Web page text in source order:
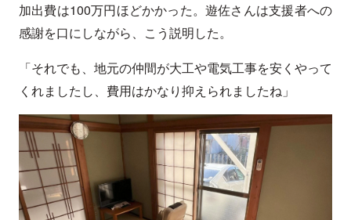
加出費は100万円ほどかかった。遊佐さんは支援者への
感謝を口にしながら、こう説明した。
「それでも、地元の仲間が大工や電気工事を安くやって
くれましたし、費用はかなり抑えられましたね」